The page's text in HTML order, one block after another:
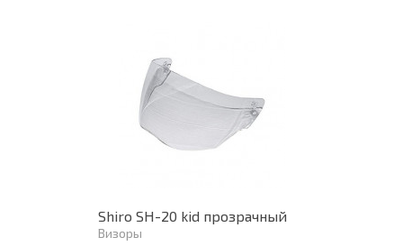
Shiro SH-20 kid прозрачный
Визоры